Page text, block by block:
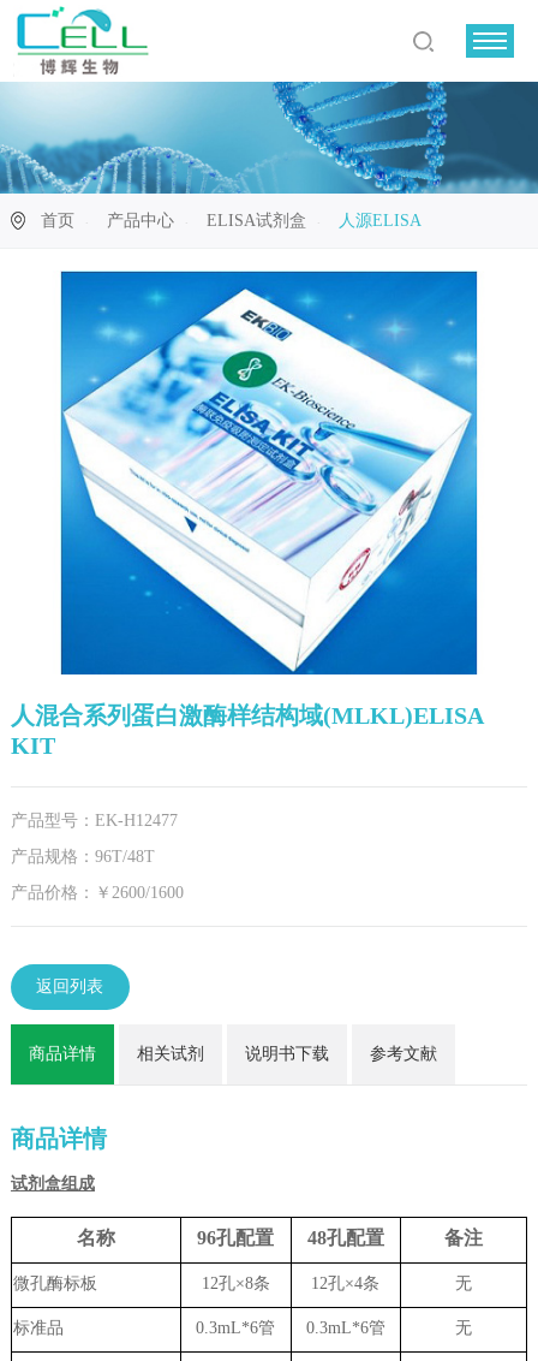
首页 产品中心 ELISA试剂盒 人源ELISA
人混合系列蛋白激酶样结构域(MLKL)ELISA
KIT
产品型号：EK-H12477
产品规格：96T/48T
产品价格：￥2600/1600
返回列表
商品详情 相关试剂 说明书下载 参考文献
商品详情
试剂盒组成
名称 96孔配置 48孔配置 备注
微孔酶标板 12孔×8条 12孔×4条 无
标准品 0.3mL*6管 0.3mL*6管 无